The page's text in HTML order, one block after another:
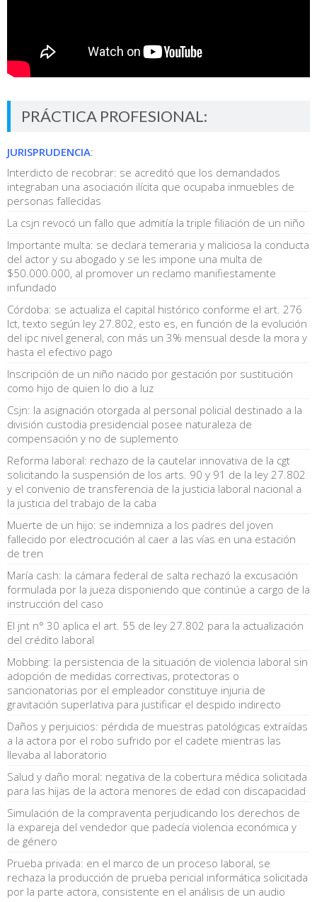
PRÁCTICA PROFESIONAL:
JURISPRUDENCIA:
Interdicto de recobrar: se acreditó que los demandados
integraban una asociación ilícita que ocupaba inmuebles de
personas fallecidas
La csjn revocó un fallo que admitía la triple filiación de un niño
Importante multa: se declara temeraria y maliciosa la conducta
del actor y su abogado y se les impone una multa de
$50.000.000, al promover un reclamo manifiestamente
infundado
Córdoba: se actualiza el capital histórico conforme el art. 276
lct, texto según ley 27.802, esto es, en función de la evolución
del ipc nivel general, con más un 3% mensual desde la mora y
hasta el efectivo pago
Inscripción de un niño nacido por gestación por sustitución
como hijo de quien lo dio a luz
Csjn: la asignación otorgada al personal policial destinado a la
división custodia presidencial posee naturaleza de
compensación y no de suplemento
Reforma laboral: rechazo de la cautelar innovativa de la cgt
solicitando la suspensión de los arts. 90 y 91 de la ley 27.802
y el convenio de transferencia de la justicia laboral nacional a
la justicia del trabajo de la caba
Muerte de un hijo: se indemniza a los padres del joven
fallecido por electrocución al caer a las vías en una estación
de tren
María cash: la cámara federal de salta rechazó la excusación
formulada por la jueza disponiendo que continúe a cargo de la
instrucción del caso
El jnt n° 30 aplica el art. 55 de ley 27.802 para la actualización
del crédito laboral
Mobbing: la persistencia de la situación de violencia laboral sin
adopción de medidas correctivas, protectoras o
sancionatorias por el empleador constituye injuria de
gravitación superlativa para justificar el despido indirecto
Daños y perjuicios: pérdida de muestras patológicas extraídas
a la actora por el robo sufrido por el cadete mientras las
llevaba al laboratorio
Salud y daño moral: negativa de la cobertura médica solicitada
para las hijas de la actora menores de edad con discapacidad
Simulación de la compraventa perjudicando los derechos de
la expareja del vendedor que padecía violencia económica y
de género
Prueba privada: en el marco de un proceso laboral, se
rechaza la producción de prueba pericial informática solicitada
por la parte actora, consistente en el análisis de un audio